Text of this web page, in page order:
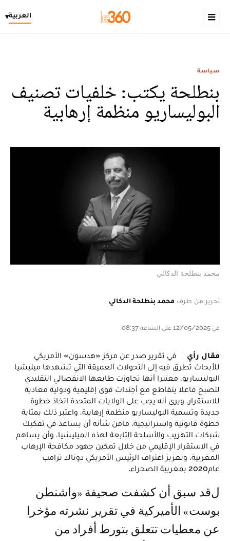
العربية▾
سياسة
بنطلحة يكتب: خلفيات تصنيف
البوليساريو منظمة إرهابية
محمد بنطلحة الدكالي
تحرير من طرف محمد بنطلحة الدكالي
في 12/05/2025 على الساعة 08:37
مقال رأي
في تقرير صدر عن مركز «هدسون» الأمريكي
للأبحاث تطرق فيه إلى التحولات العميقة التي تشهدها ميليشيا
البوليساريو، معتبرا أنها تجاوزت طابعها الانفصالي التقليدي
لتصبح فاعلا يتقاطع مع أجندات قوى إقليمية ودولية معادية
للاستقرار، ويرى أنه يجب على الولايات المتحدة اتخاذ خطوة
جديدة وتسمية البوليساريو منظمة إرهابية، واعتبر ذلك بمثابة
خطوة قانونية واستراتيجية، مامن شأنه أن يساعد في تفكيك
شبكات التهريب والأسلحة التابعة لهذه الميليشيا، وأن يساهم
في الاستقرار الإقليمي من خلال تمكين جهود مكافحة الإرهاب
المغربية، وتعزيز اعتراف الرئيس الأمريكي دونالد ترامب
عام2020 بمغربية الصحراء.
لقد سبق أن كشفت صحيفة «واشنطن
بوست» الأميركية في تقرير نشرته مؤخرا
عن معطيات تتعلق بتورط أفراد من